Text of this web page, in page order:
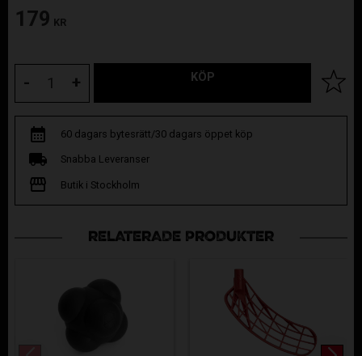
179 KR
+
- KÖP Lägg
60 dagars bytesrätt/30 dagars öppet köp
Snabba Leveranser
Butik i Stockholm
RELATERADE PRODUKTER